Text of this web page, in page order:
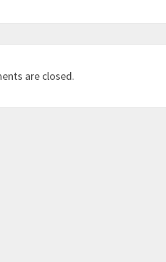
are closed.